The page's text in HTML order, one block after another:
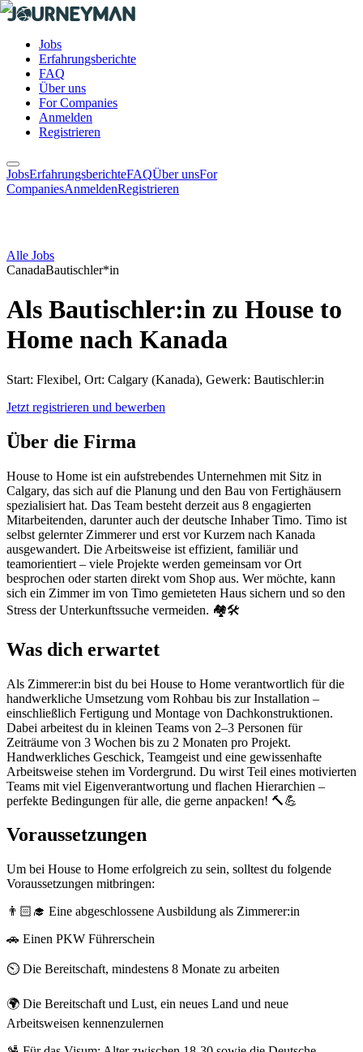
Jobs
Erfahrungsberichte
FAQ
Über uns
For Companies
Anmelden
Registrieren
JobsErfahrungsberichteFAQÜber unsFor
CompaniesAnmeldenRegistrieren
Alle Jobs
CanadaBautischler*in
Als Bautischler:in zu House to
Home nach Kanada
Start: Flexibel, Ort: Calgary (Kanada), Gewerk: Bautischler:in
Jetzt registrieren und bewerben
Über die Firma
House to Home ist ein aufstrebendes Unternehmen mit Sitz in
Calgary, das sich auf die Planung und den Bau von Fertighäusern
spezialisiert hat. Das Team besteht derzeit aus 8 engagierten
Mitarbeitenden, darunter auch der deutsche Inhaber Timo. Timo ist
selbst gelernter Zimmerer und erst vor Kurzem nach Kanada
ausgewandert. Die Arbeitsweise ist effizient, familiär und
teamorientiert – viele Projekte werden gemeinsam vor Ort
besprochen oder starten direkt vom Shop aus. Wer möchte, kann
sich ein Zimmer im von Timo gemieteten Haus sichern und so den
Stress der Unterkunftssuche vermeiden. 🏘️🛠️
Was dich erwartet
Als Zimmerer:in bist du bei House to Home verantwortlich für die
handwerkliche Umsetzung vom Rohbau bis zur Installation –
einschließlich Fertigung und Montage von Dachkonstruktionen.
Dabei arbeitest du in kleinen Teams von 2–3 Personen für
Zeiträume von 3 Wochen bis zu 2 Monaten pro Projekt.
Handwerkliches Geschick, Teamgeist und eine gewissenhafte
Arbeitsweise stehen im Vordergrund. Du wirst Teil eines motivierten
Teams mit viel Eigenverantwortung und flachen Hierarchien –
perfekte Bedingungen für alle, die gerne anpacken! 🔨💪
Voraussetzungen
Um bei House to Home erfolgreich zu sein, solltest du folgende
Voraussetzungen mitbringen:
👨🏻‍🎓 Eine abgeschlossene Ausbildung als Zimmerer:in
🚗 Einen PKW Führerschein
⏲️ Die Bereitschaft, mindestens 8 Monate zu arbeiten
🌍 Die Bereitschaft und Lust, ein neues Land und neue
Arbeitsweisen kennenzulernen